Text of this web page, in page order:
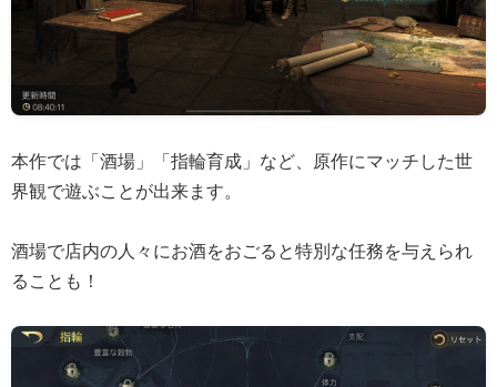
本作では「酒場」「指輪育成」など、原作にマッチした世
界観で遊ぶことが出来ます。
酒場で店内の人々にお酒をおごると特別な任務を与えられ
ることも！